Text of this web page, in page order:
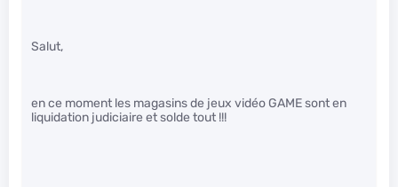
Salut,
en ce moment les magasins de jeux vidéo GAME sont en
liquidation judiciaire et solde tout !!!